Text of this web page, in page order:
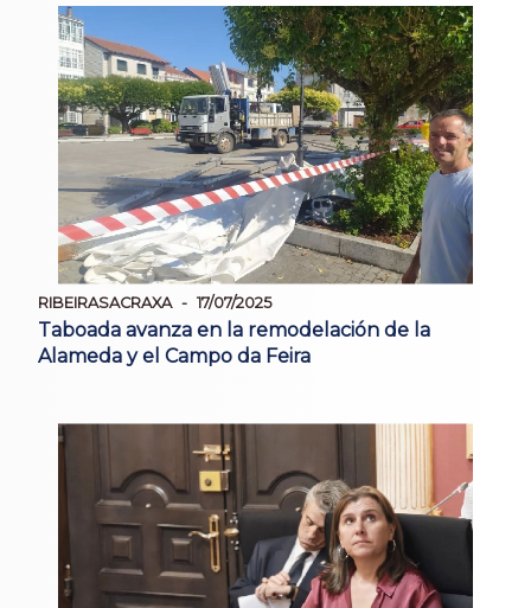
RIBEIRASACRAXA 17/07/2025
Taboada avanza en la remodelación de la
Alameda y el Campo da Feira